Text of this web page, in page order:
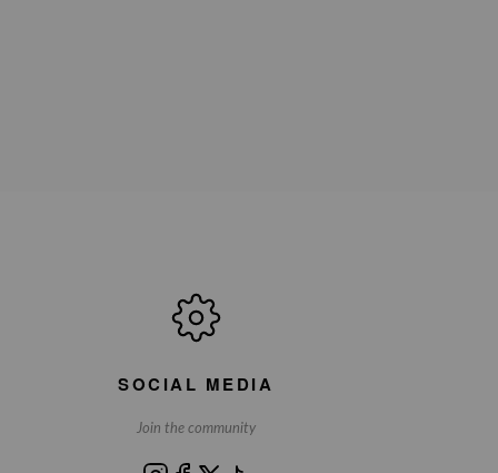
SOCIAL MEDIA
Join the community